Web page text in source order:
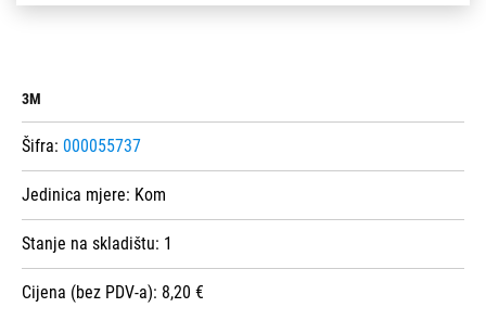
3M
Šifra: 000055737
Jedinica mjere: Kom
Stanje na skladištu: 1
Cijena (bez PDV-a): 8,20 €